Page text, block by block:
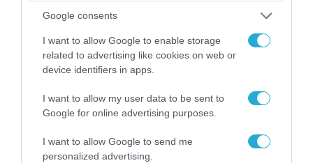
Google consents
I want to allow Google to enable storage
related to advertising like cookies on web or
device identifiers in apps.
I want to allow my user data to be sent to
Google for online advertising purposes.
I want to allow Google to send me
personalized advertising.
απείλησε ότι θα την κακοποιήσει!